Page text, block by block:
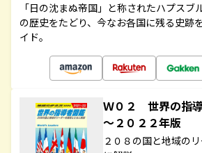
「日の沈まぬ帝国」と称されたハプスブ
の歴史をたどり、今なお各国に残る史跡
イド。
Ｗ０２ 世界の指
～２０２２年版
２０８の国と地域の